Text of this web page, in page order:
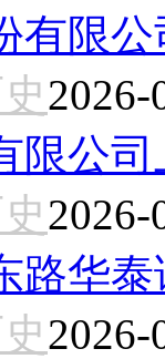
有限
2026-
限公
2026-
路华
2026-